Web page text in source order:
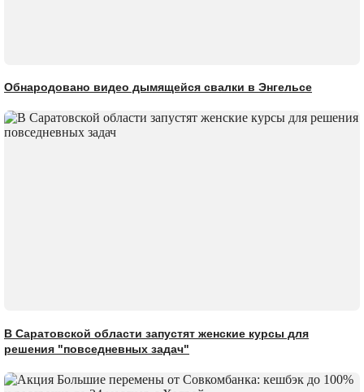
Обнародовано видео дымящейся свалки в Энгельсе
В Саратовской области запустят женские курсы для
решения "повседневных задач"